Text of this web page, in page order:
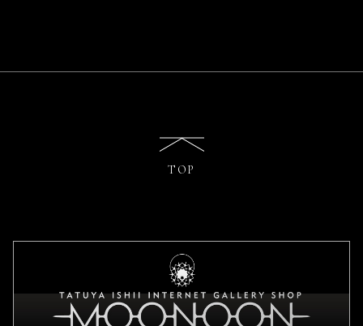
TOP